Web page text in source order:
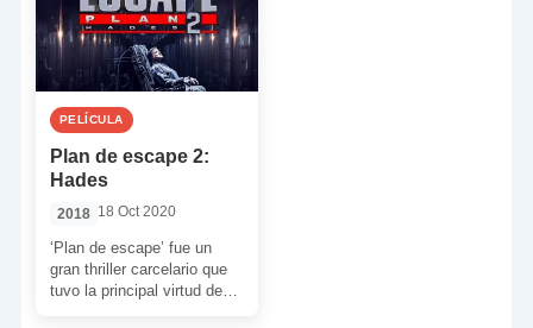
PELÍCULA
Plan de escape 2:
Hades
2018 18 Oct 2020
‘Plan de escape’ fue un
gran thriller carcelario que
tuvo la principal virtud de